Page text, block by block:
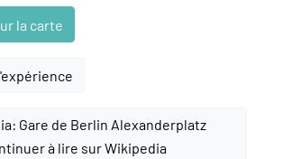
la carte
à lire sur Wikipedia